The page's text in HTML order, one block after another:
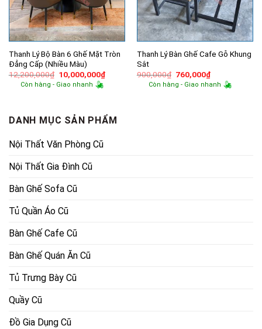
Thanh Lý Bộ Bàn 6 Ghế Mặt Tròn
Đẳng Cấp (Nhiều Màu)
12,200,000₫ Giá
gốc
là:
10,000,000₫Giá
hiện
Còn hàng - Giao nhanh
Thanh Lý Bàn Ghế Cafe Gỗ Khung
Sắt
900,000₫ Giá
gốc
là:
760,000₫Giá
hiện
tại
Còn hàng - Giao nhanh
DANH MỤC SẢN PHẨM
Nội Thất Văn Phòng Cũ
Nội Thất Gia Đình Cũ
Bàn Ghế Sofa Cũ
Tủ Quần Áo Cũ
Bàn Ghế Cafe Cũ
Bàn Ghế Quán Ăn Cũ
Tủ Trưng Bày Cũ
Quầy Cũ
Đồ Gia Dụng Cũ